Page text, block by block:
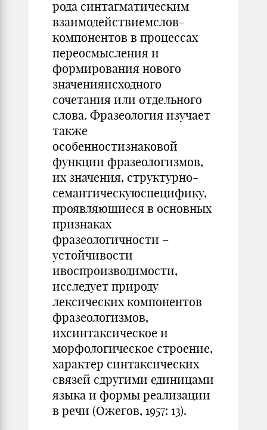
рода синтагматическим
взаимодействиемслов-
компонентов в процессах
переосмысления и
формирования нового
значенияисходного
сочетания или отдельного
слова. Фразеология изучает
также
особенностизнаковой
функции фразеологизмов,
их значения, структурно-
семантическуюспецифику,
проявляющиеся в основных
признаках
фразеологичности –
устойчивости
ивоспроизводимости,
исследует природу
лексических компонентов
фразеологизмов,
ихсинтаксическое и
морфологическое строение,
характер синтаксических
связей сдругими единицами
языка и формы реализации
в речи (Ожегов, 1957: 13).